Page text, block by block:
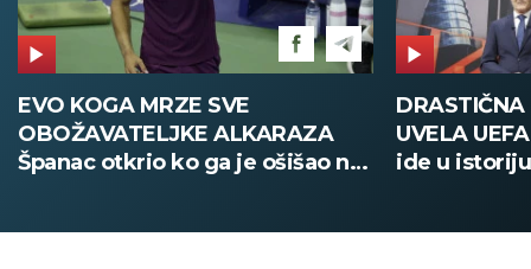
DRASTIČNA PROMENA KOJU JE
UVELA UEFA Stari način žreba
ide u istoriju, od sada sve
POŽAR U
Deca i